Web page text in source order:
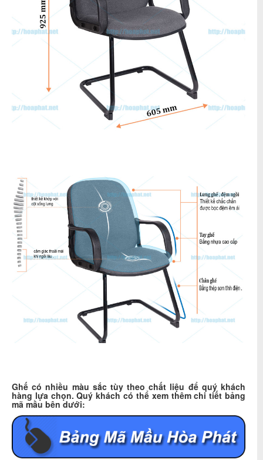
Ghế có nhiều màu sắc tùy theo chất liệu để quý khách
hàng lựa chọn. Quý khách có thể xem thêm chi tiết bảng
mã mầu bên dưới: